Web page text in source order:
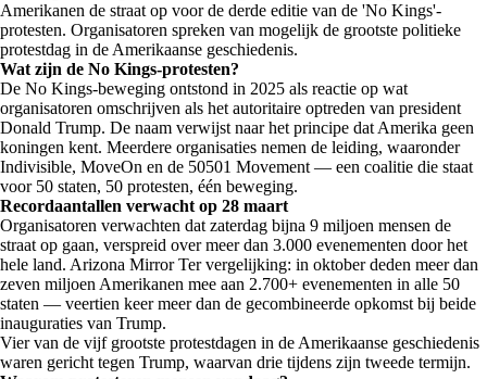
Amerikanen de straat op voor de derde editie van de 'No Kings'-
protesten. Organisatoren spreken van mogelijk de grootste politieke
protestdag in de Amerikaanse geschiedenis.
Wat zijn de No Kings-protesten?
De No Kings-beweging ontstond in 2025 als reactie op wat
organisatoren omschrijven als het autoritaire optreden van president
Donald Trump. De naam verwijst naar het principe dat Amerika geen
koningen kent. Meerdere organisaties nemen de leiding, waaronder
Indivisible, MoveOn en de 50501 Movement — een coalitie die staat
voor 50 staten, 50 protesten, één beweging.
Recordaantallen verwacht op 28 maart
Organisatoren verwachten dat zaterdag bijna 9 miljoen mensen de
straat op gaan, verspreid over meer dan 3.000 evenementen door het
hele land. Arizona Mirror Ter vergelijking: in oktober deden meer dan
zeven miljoen Amerikanen mee aan 2.700+ evenementen in alle 50
staten — veertien keer meer dan de gecombineerde opkomst bij beide
inauguraties van Trump.
Vier van de vijf grootste protestdagen in de Amerikaanse geschiedenis
waren gericht tegen Trump, waarvan drie tijdens zijn tweede termijn.